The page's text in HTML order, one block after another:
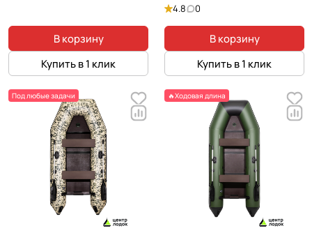
В корзину
Купить в 1 клик
4.8 0
В корзину
Купить в 1 клик
Под любые задачи 🔥Ходовая длина